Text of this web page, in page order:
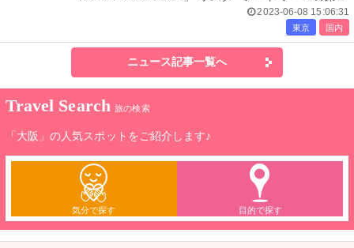
2023-06-08 15:06:31
東京 国内
ニュース記事一覧へ
Travel Search 旅の検索
「大阪」の人気スポットをご紹介します♪
気分で探す 目的で探す